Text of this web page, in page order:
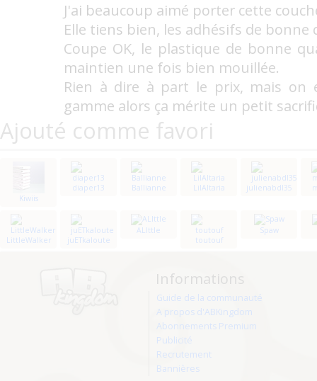
J'ai beaucoup aimé porter cette
Elle tiens bien, les adhésifs de bonne
Coupe OK, le plastique de bonne
maintien une fois bien mouillée.
Rien à dire à part le prix, mais on
gamme alors ça mérite un petit
Ajouté comme favori
Kiwiis
diaper13 Ballianne LilAltaria julienabdl35
LittleWalker juETkaloute
ALIttle
toutouf
Spaw
Informations
Guide de la communauté
A propos d'ABKingdom
Abonnements Premium
Publicité
Recrutement
Bannières